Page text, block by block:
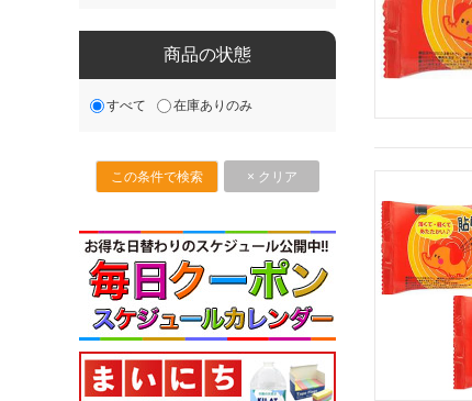
商品の状態
すべて 在庫ありのみ